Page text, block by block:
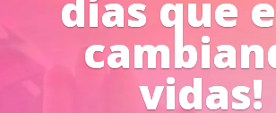
Líderes
Progreso